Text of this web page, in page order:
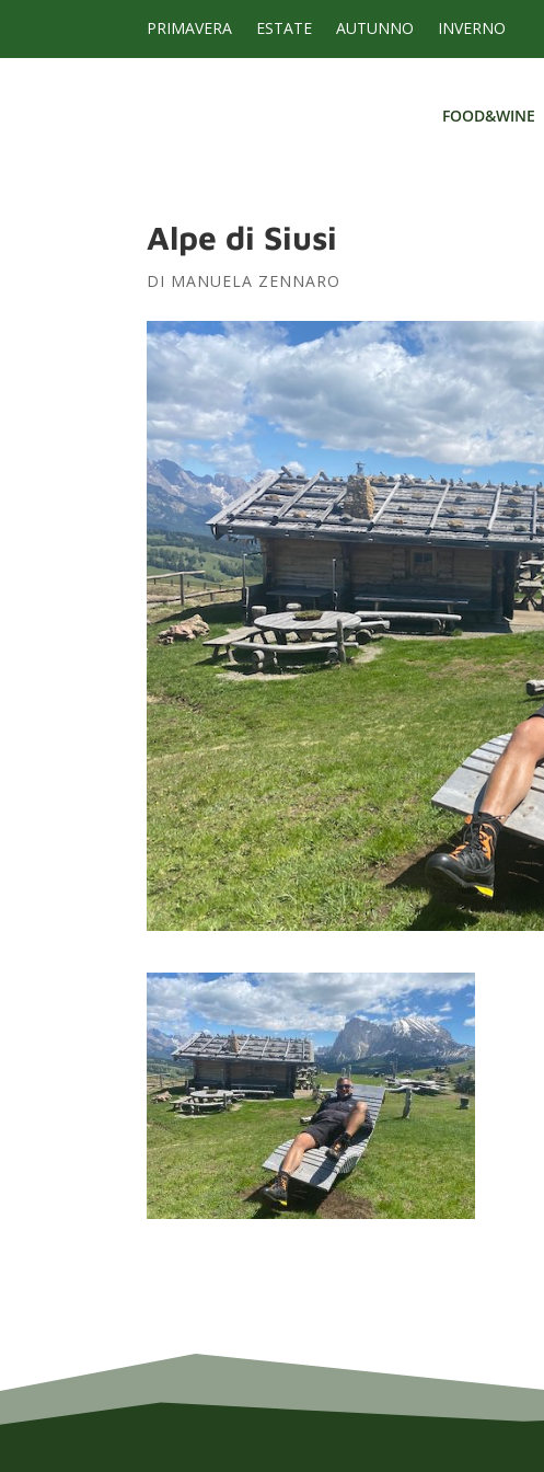
PRIMAVERA ESTATE AUTUNNO INVERNO
FOOD&WINE
Alpe di Siusi
DI MANUELA ZENNARO